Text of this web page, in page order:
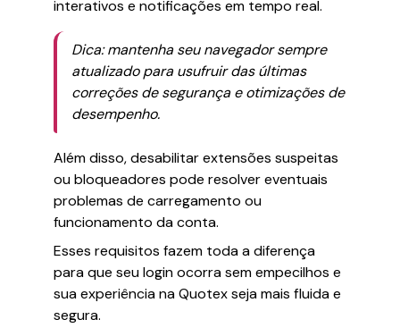
interativos e notificações em tempo real.
Dica: mantenha seu navegador sempre
atualizado para usufruir das últimas
correções de segurança e otimizações de
desempenho.
Além disso, desabilitar extensões suspeitas
ou bloqueadores pode resolver eventuais
problemas de carregamento ou
funcionamento da conta.
Esses requisitos fazem toda a diferença
para que seu login ocorra sem empecilhos e
sua experiência na Quotex seja mais fluida e
segura.